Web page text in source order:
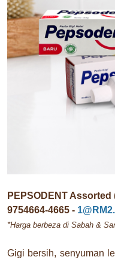
PEPSODENT Assorted
9754664-4665 -
*Harga berbeza di Sabah &
Gigi bersih, senyuman